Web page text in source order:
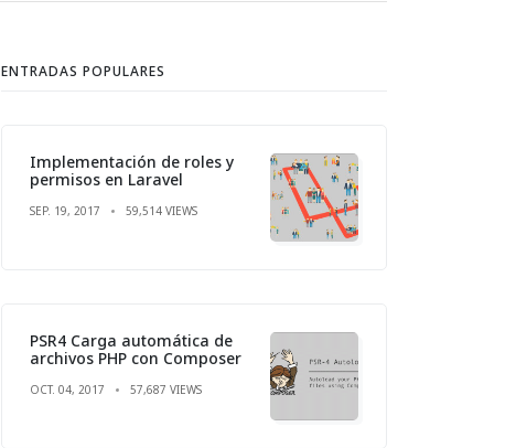
ENTRADAS POPULARES
Implementación de roles y
permisos en Laravel
SEP. 19, 2017 59,514 VIEWS
PSR4 Carga automática de
archivos PHP con Composer
OCT. 04, 2017 57,687 VIEWS